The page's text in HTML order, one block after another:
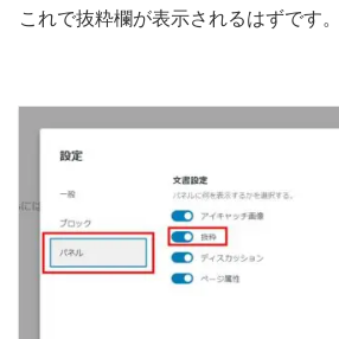
これで抜粋欄が表示されるはずです。